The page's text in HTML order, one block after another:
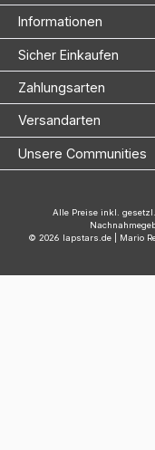
Informationen
Sicher Einkaufen
Zahlungsarten
Versandarten
Unsere Communities
Alle Preise inkl.
© 2026 lapstars.de | Mario